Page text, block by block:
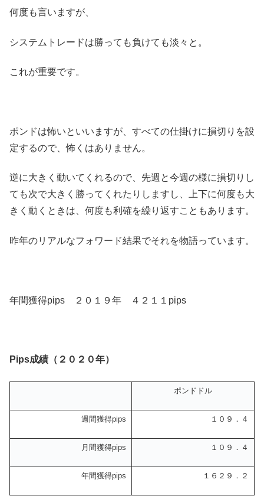
何度も言いますが、
システムトレードは勝っても負けても淡々と。
これが重要です。
ポンドは怖いといいますが、すべての仕掛けに損切りを設
定するので、怖くはありません。
逆に大きく動いてくれるので、先週と今週の様に損切りし
ても次で大きく勝ってくれたりしますし、上下に何度も大
きく動くときは、何度も利確を繰り返すこともあります。
昨年のリアルなフォワード結果でそれを物語っています。
年間獲得pips ２０１９年 ４２１１pips
Pips成績（２０２０年）
ポンドドル
週間獲得pips １０９．４
月間獲得pips １０９．４
年間獲得pips １６２９．２